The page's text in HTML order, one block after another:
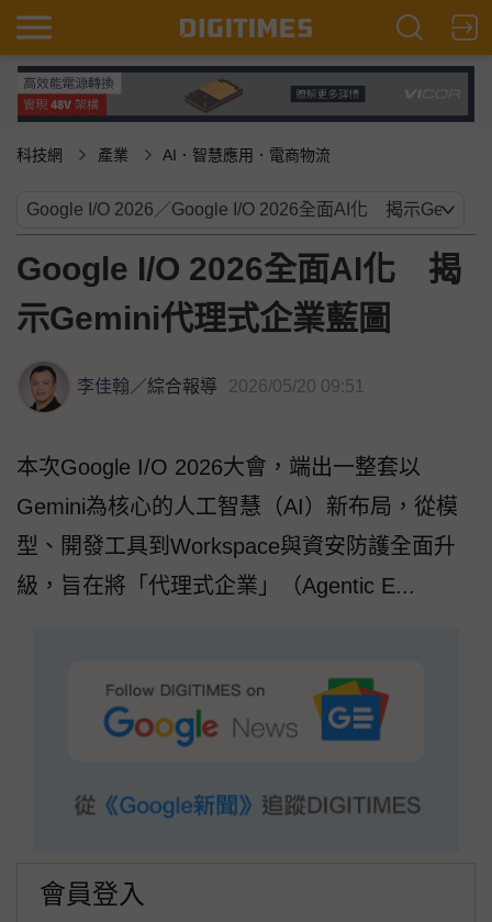
科技網 產業 AI．智慧應用．電商物流
Google I/O 2026全面AI化 揭
示Gemini代理式企業藍圖
李佳翰／綜合報導 2026/05/20 09:51
本次Google I/O 2026大會，端出一整套以
Gemini為核心的人工智慧（AI）新布局，從模
型、開發工具到Workspace與資安防護全面升
級，旨在將「代理式企業」（Agentic E...
會員登入